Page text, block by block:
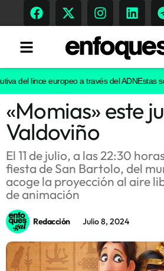
Tendencias
Memoria Histórica
Gastronomía
Escenarios
Sostenibilidad
lince europeo a través del ADNEstas son
«Momias» este
Valdoviño
El 11 de julio, a las 22:30
fiesta de San Bartolo, del
acoge la proyección al aire
de animación
Redacción Julio 8, 2024